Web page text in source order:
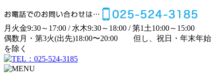
月 火金9:30～17:00 / 水木9:30～18:00 /第1土10:00～15:00
偶数月・第3火(出先)18:00〜20:00 但し、祝日・年末年始
を除く